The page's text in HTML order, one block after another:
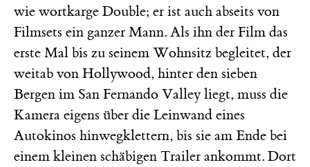
wie wortkarge Double; er ist auch abseits von
Filmsets ein ganzer Mann. Als ihn der Film das
erste Mal bis zu seinem Wohnsitz begleitet, der
weitab von Hollywood, hinter den sieben
Bergen im San Fernando Valley liegt, muss die
Kamera eigens über die Leinwand eines
Autokinos hinwegklettern, bis sie am Ende bei
einem kleinen schäbigen Trailer ankommt. Dort